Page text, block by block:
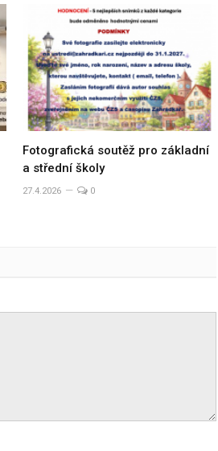
Fotografická soutěž pro základní
a střední školy
27.4.2026 0